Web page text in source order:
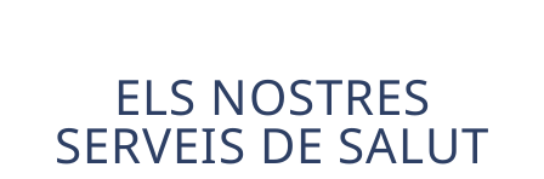
ELS NOSTRES
SERVEIS DE SALUT